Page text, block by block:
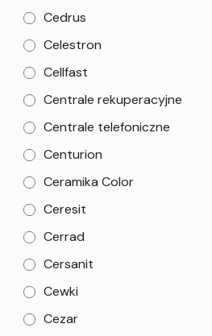
Cedrus
Celestron
Cellfast
Centrale rekuperacyjne
Centrale telefoniczne
Centurion
Ceramika Color
Ceresit
Cerrad
Cersanit
Cewki
Cezar